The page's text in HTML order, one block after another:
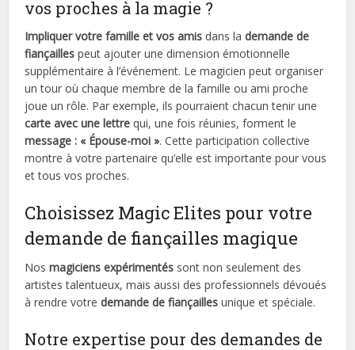
vos proches à la magie ?
Impliquer votre famille et vos amis dans lademande de
fiançailles peut ajouter une dimension émotionnelle
supplémentaire à l’événement. Le magicien peut organiser
un tour où chaque membre de la famille ou ami proche
joue un rôle. Par exemple, ils pourraient chacun tenir une
carte avec une lettre qui, une fois réunies, forment le
message : « Épouse-moi ». Cette participation collective
montre à votre partenaire qu’elle est importante pour vous
et tous vos proches.
Choisissez Magic Elites pour votre
demande de fiançailles magique
Nosmagiciens expérimentés sont non seulement des
artistes talentueux, mais aussi des professionnels dévoués
à rendre votredemande de fiançailles unique et spéciale.
Notre expertise pour des demandes de